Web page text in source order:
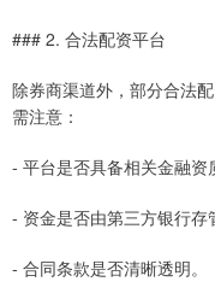
### 2. 合法配资平台
除券商渠道外，部分合法
需注意：
- 平台是否具备相关金融资
- 资金是否由第三方银行存
- 合同条款是否清晰透明。